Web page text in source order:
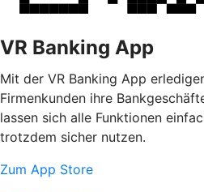
VR Banking App
Mit der VR Banking App
Firmenkunden ihre
lassen sich alle Funktionen
trotzdem sicher nutzen.
Zum App Store